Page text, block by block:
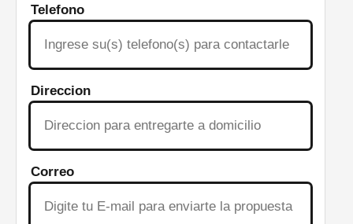
Telefono
Direccion
Correo